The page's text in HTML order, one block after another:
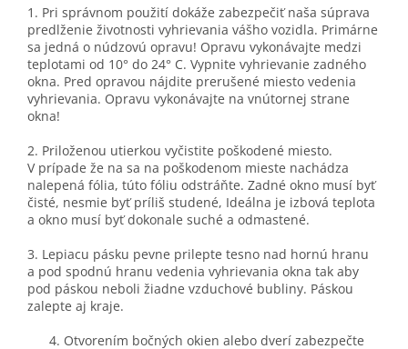
1. Pri správnom použití dokáže zabezpečiť naša súprava
predlženie životnosti vyhrievania vášho vozidla. Primárne
sa jedná o núdzovú opravu! Opravu vykonávajte medzi
teplotami od 10° do 24° C. Vypnite vyhrievanie zadného
okna. Pred opravou nájdite prerušené miesto vedenia
vyhrievania. Opravu vykonávajte na vnútornej strane
okna!
2. Priloženou utierkou vyčistite poškodené miesto.
V prípade že na sa na poškodenom mieste nachádza
nalepená fólia, túto fóliu odstráňte. Zadné okno musí byť
čisté, nesmie byť príliš studené, Ideálna je izbová teplota
a okno musí byť dokonale suché a odmastené.
3. Lepiacu pásku pevne prilepte tesno nad hornú hranu
a pod spodnú hranu vedenia vyhrievania okna tak aby
pod páskou neboli žiadne vzduchové bubliny. Páskou
zalepte aj kraje.
Otvorením bočných okien alebo dverí zabezpečte